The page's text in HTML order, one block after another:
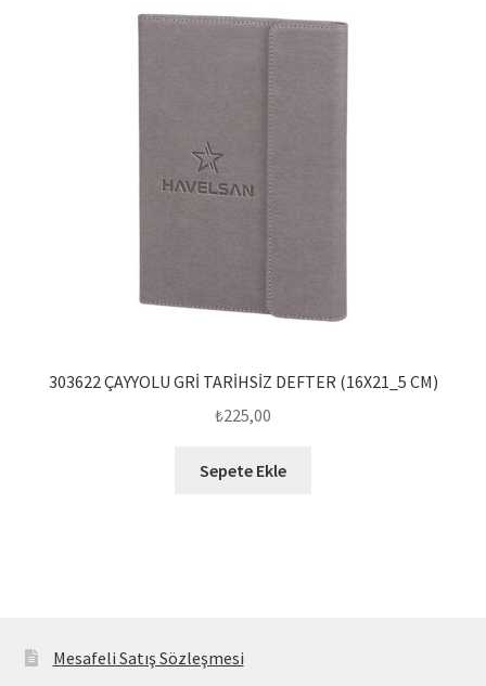
303622 ÇAYYOLU GRİ TARİHSİZ DEFTER (16X21_5 CM)
₺225,00
Sepete Ekle
Mesafeli Satış Sözleşmesi